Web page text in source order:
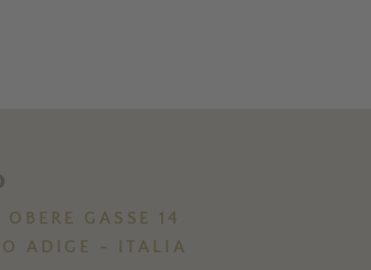
GASSE 14
ADIGE - ITALIA